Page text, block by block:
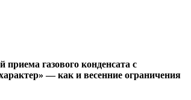
газового конденсата с
— как и весенние ограничения